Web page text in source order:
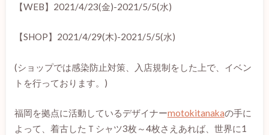
【WEB】2021/4/23(金)-2021/5/5(水)
【SHOP】2021/4/29(木)-2021/5/5(水)
(ショップでは感染防止対策、入店規制をした上で、イベン
トを行っております。)
福岡を拠点に活動しているデザイナーmotokitanakaの手に
よって、着古したＴシャツ3枚～4枚さえあれば、世界に1